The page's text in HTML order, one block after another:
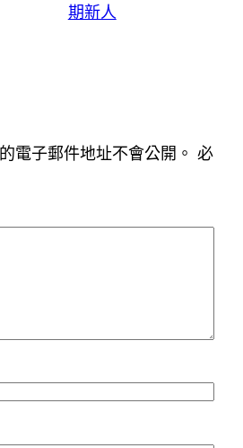
期新人
電子郵件地址不會公開。 必